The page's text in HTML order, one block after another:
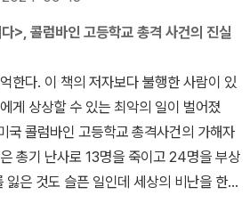
한 점을 정리해주면 도움이 될 것 같군요.
은 어떻게 하지 않아서 딜런이 그 행동을
런이 어떤 상태인지 부모님이 ‘보지 못한‘
비밀이 많은 아이고 자기 내면을 부모님
사람에게 의도적으로 감추었습니다.3.
딜런의 심리작용은 심하게 악화되어 제대
이르렀습니다.4. 이렇게 악화되었음에도
가 아직 남아 있어서 총격 도중에 최소 네
게 알아차리고, 빛을 비추어주고, 도움을
랑하기 때문에, 우리 사이가 친밀하기 때
정한 사람이라 안전하게 지킬 것이기 때
은 다른 집에서나 일어난다고 믿는 사람
데 내 생각은 틀렸다. “ “우리는 확
. 나는 타고나기를 걱정이 많은 성격이라
깨진 부분을 솜씨는 없고 땜납은 많은 누
적이 있었다. '그게 뭐니? 내가 물었다. '어
고 했다. 안에 뭐가 들었냐고 묻자 딜런이
다고 했지만 그 술이 어디에서 났는지는
읊는 술의 위험에 대한 잔소리를 늘어놓
내 말을 막았다. '저를 믿어도 되고 로빈
고 싶었던 거예요. 오늘 밤에 마시려고 술
에 안 먹은 것 보이죠.' 딜런은 나에게 술
은 안 간다. 정혜신 박사가 좌절+열공이라
람은 자살을 한다. 이건 그 사람의 고통을
테 굉장히 의미가 있는 사람도 몰라주는
진다.˝ 이 것이 저자가 그녀의 아들 앞에서
다. 하여 나는 책을 읽을수록 피해자의 가
. 저자는 철저하게 ‘내 아이들이 보인 광
으리라는 생각이 들었다.두 이야기가 겹치
때문이다. 2010년에 책을 낸 슈라이버
>를 읽고 쓴 것이 아닐까 착각이 들 정도
면서도 미묘하게 딴판이다. 완전히 딴판
.<케빈...>의 케빈과 마찬가지로, <가해
는 전형적인 미국 중산층 가족에서 자라
라면서 한 번도 부모 속을 썩인 적이 없을
식 있는 부모, 엄마 수와 아빠 톰의 사랑스
선으로 인하여 마음 놓고 슬퍼할 수도 없
은 딜런이 이런 끔찍한 사건을 일으킬 아
아들이라는 생각에 심한 자괴감에 빠지
에 딜런의 일기, 행동 등을 하나 하나 추적
미처 몰랐던 아들의 문제를 발견하게 된
의 입장에서 깊이 생각해야 하는 점은 어
녀가 피해자가 될 수도 있지만 가해자가
는 안된다는 것이다. 이 책에는 엄마인 수
>, 콜럼바인 고등학교 총격 사건의 진실
한다. 이 책의 저자보다 불행한 사람이 있
게 상상할 수 있는 최악의 일이 벌어졌
콜럼바인 고등학교 총격사건의 가해자
총기 난사로 13명을 죽이고 24명을 부상
은 것도 슬픈 일인데 세상의 비난을 한